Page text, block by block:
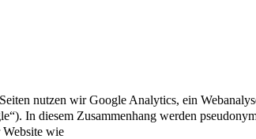
nutzen wir Google Analytics, ein
In diesem Zusammenhang werden
wie